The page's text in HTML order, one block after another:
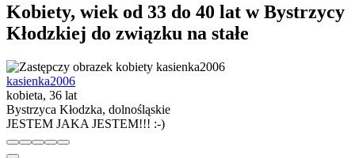
Kobiety, wiek od 33 do 40 lat w Bystrzycy
Kłodzkiej do związku na stałe
kasienka2006
kobieta, 36 lat
Bystrzyca Kłodzka, dolnośląskie
JESTEM JAKA JESTEM!!! :-)